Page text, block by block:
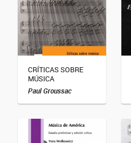
CRÍTICAS SOBRE
MÚSICA
Paul Groussac